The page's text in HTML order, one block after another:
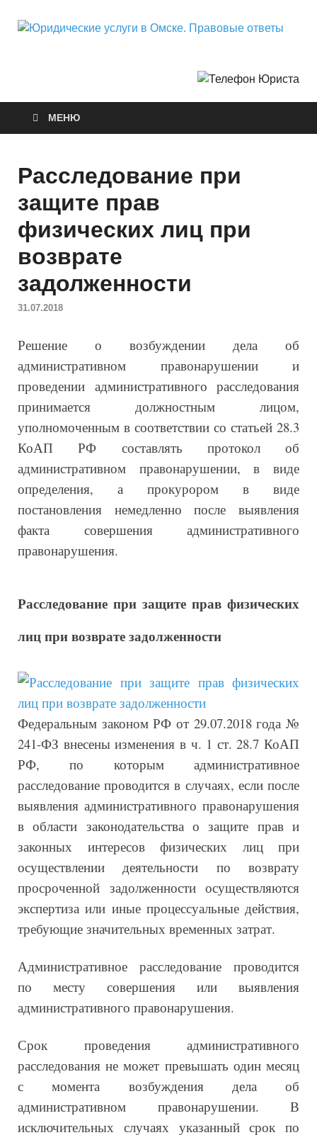
МЕНЮ
Расследование при
защите прав
физических лиц при
возврате
задолженности
31.07.2018
Решение о возбуждении дела об
административном правонарушении и
проведении административного расследования
принимается должностным лицом,
уполномоченным в соответствии со статьей 28.3
КоАП РФ составлять протокол об
административном правонарушении, в виде
определения, а прокурором в виде
постановления немедленно после выявления
факта совершения административного
правонарушения.
Расследование при защите прав физических
лиц при возврате задолженности
Федеральным законом РФ от 29.07.2018 года №
241-ФЗ внесены изменения в ч. 1 ст. 28.7 КоАП
РФ, по которым административное
расследование проводится в случаях, если после
выявления административного правонарушения
в области законодательства о защите прав и
законных интересов физических лиц при
осуществлении деятельности по возврату
просроченной задолженности осуществляются
экспертиза или иные процессуальные действия,
требующие значительных временных затрат.
Административное расследование проводится
по месту совершения или выявления
административного правонарушения.
Срок проведения административного
расследования не может превышать один месяц
с момента возбуждения дела об
административном правонарушении. В
исключительных случаях указанный срок по